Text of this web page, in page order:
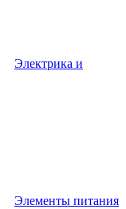
Электрика и
Элементы питания